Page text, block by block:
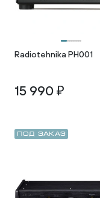
Radiotehnika PH001
15 990 ₽
Под заказ